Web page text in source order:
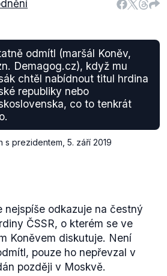
odmítl (maršál Koněv,
Demagog.cz), když mu
chtěl nabídnout titul hrdina
republiky nebo
co to tenkrát
s prezidentem 5. září 2019
nejspíše odkazuje na čestný
ČSSR, o kterém se ve
Koněvem diskutuje. Není
pouze ho nepřevzal v
později v Moskvě.